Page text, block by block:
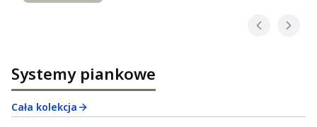
Systemy piankowe
Cała kolekcja